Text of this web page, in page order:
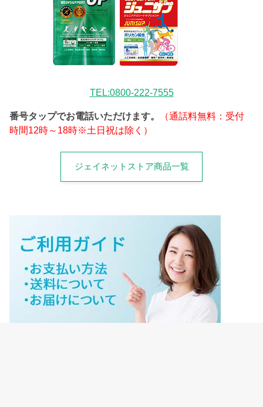
TEL:0800-222-7555
番号タップでお電話いただけます。
（通話料無料：受付
時間12時～18時※土日祝は除く）
ジェイネットストア商品一覧